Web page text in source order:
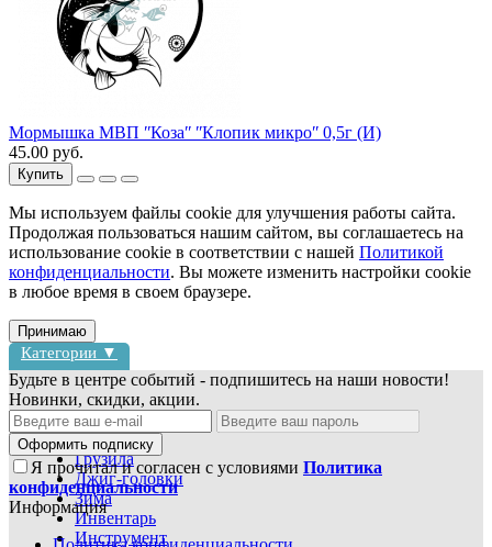
Мормышка МВП ʺКозаʺ ʺКлопик микроʺ 0,5г (И)
45.00 руб.
Купить
Мы используем файлы cookie для улучшения работы сайта.
Продолжая пользоваться нашим сайтом, вы соглашаетесь на
использование cookie в соответствии с нашей Политикой
конфиденциальности. Вы можете изменить настройки cookie
в любое время в своем браузере.
Принимаю
Категории ▼
Блесны
Воблеры
Грузила
Джиг-головки
Зима
Инвентарь
Инструмент
Будьте в центре событий - подпишитесь на наши новости!
Новинки, скидки, акции.
Оформить подписку
Я прочитал и согласен с условиями Политика
конфиденциальности
Информация